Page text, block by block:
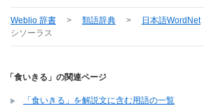
Weblio 辞書 > 類語辞典 > 日本語WordNet
シソーラス
「食いきる」の関連ページ
「食いきる」を解説文に含む用語の一覧